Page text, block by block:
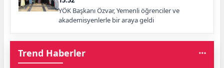
YÖK Başkanı Özvar, Yemenli öğrenciler ve
akademisyenlerle bir araya geldi
Trend Haberler